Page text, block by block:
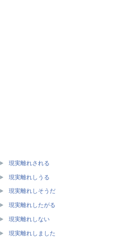
現実離れされる
現実離れしうる
現実離れしそうだ
現実離れしたがる
現実離れしない
現実離れしました